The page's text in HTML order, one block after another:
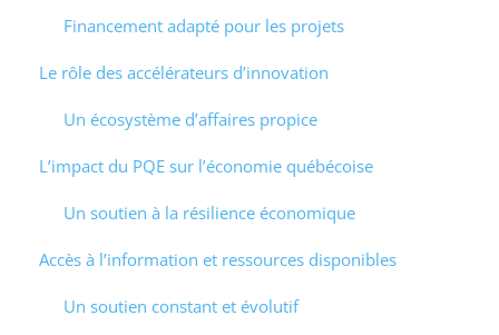
Financement adapté pour les projets
Le rôle des accélérateurs d’innovation
Un écosystème d’affaires propice
L’impact du PQE sur l’économie québécoise
Un soutien à la résilience économique
Accès à l’information et ressources disponibles
Un soutien constant et évolutif